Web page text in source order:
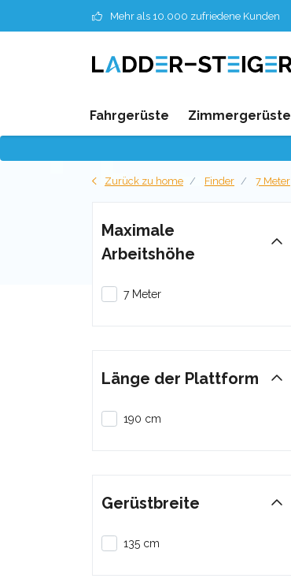
Mehr als 10.000 zufriedene Kunden
Fahrgerüste Zimmergerüste
Zurück zu home Finder 7 Meter
Maximale
Arbeitshöhe
7 Meter
Länge der Plattform
190 cm
Gerüstbreite
135 cm